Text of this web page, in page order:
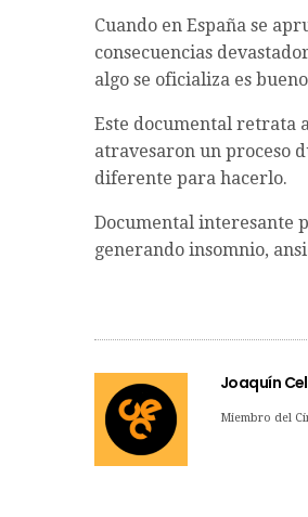
Cuando en España se
consecuencias
algo se oficializa es
Este documental retrata
atravesaron un proceso
diferente para hacerlo.
Documental interesante
generando insomnio,
Joaquín
Miembro del